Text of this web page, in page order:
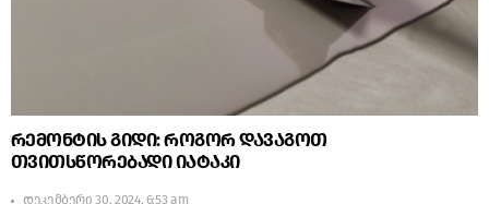
რემონტის გიდი: როგორ დავაგოთ
თვითსწორებადი იატაკი
დეკემბერი 30, 2024, 6:53 am